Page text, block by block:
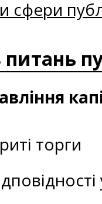
сфери
питань
торги